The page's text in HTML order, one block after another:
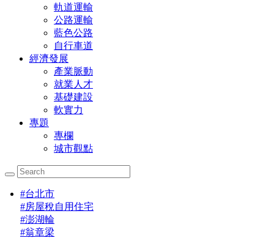
軌道運輸
公路運輸
藍色公路
自行車道
經濟發展
產業脈動
就業人才
基礎建設
軟實力
專題
專欄
城市觀點
#台北市
#房屋稅自用住宅
#澎湖輪
#翁章梁